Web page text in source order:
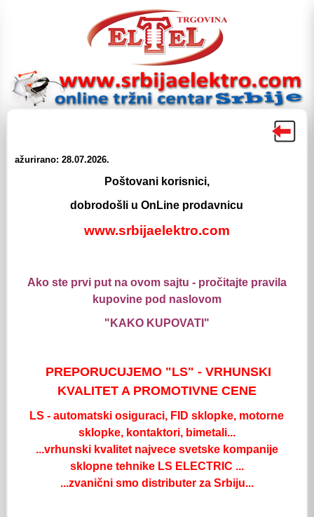
ažurirano: 28.07.2026.
Poštovani korisnici,
dobrodošli u OnLine prodavnicu
www.srbijaelektro.com
Ako ste prvi put na ovom sajtu - pročitajte pravila
kupovine pod naslovom
"KAKO KUPOVATI"
PREPORUCUJEMO "LS" - VRHUNSKI
KVALITET A PROMOTIVNE CENE
LS - automatski osiguraci, FID sklopke, motorne
sklopke, kontaktori, bimetali...
...vrhunski kvalitet najvece svetske kompanije
sklopne tehnike LS ELECTRIC ...
...zvanični smo distributer za Srbiju...
☰
LS-ELECTRIC Kontaktori
GTK bimetali za GMC LS
Detaljnije
Šifra: 0556005
kom:
GTK-12M bimetal 0.16-0.25A LS (0.21A)
Šifra: 0556008
MP cena:1.580,00RSD / kom